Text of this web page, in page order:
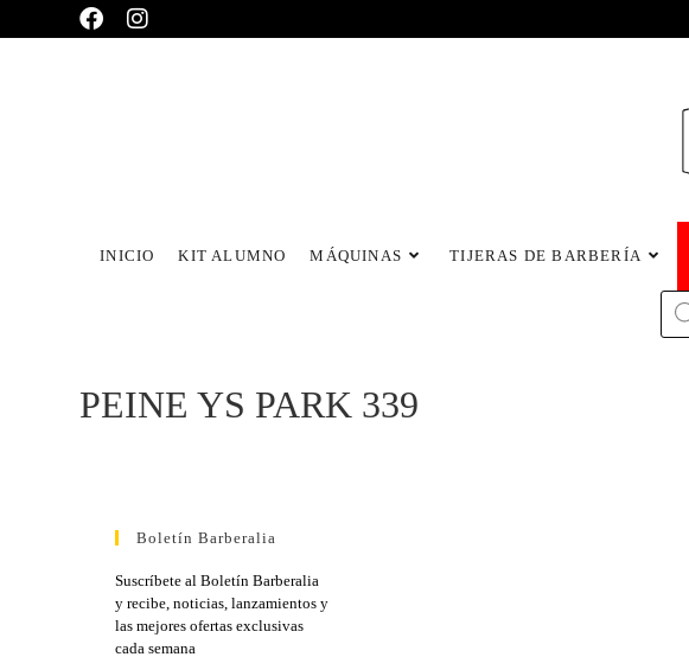
INICIO KIT ALUMNO MÁQUINAS TIJERAS DE BARBERÍA
PEINE YS PARK 339
Boletín Barberalia
Suscríbete al Boletín Barberalia
y recibe, noticias, lanzamientos y
las mejores ofertas exclusivas
cada semana